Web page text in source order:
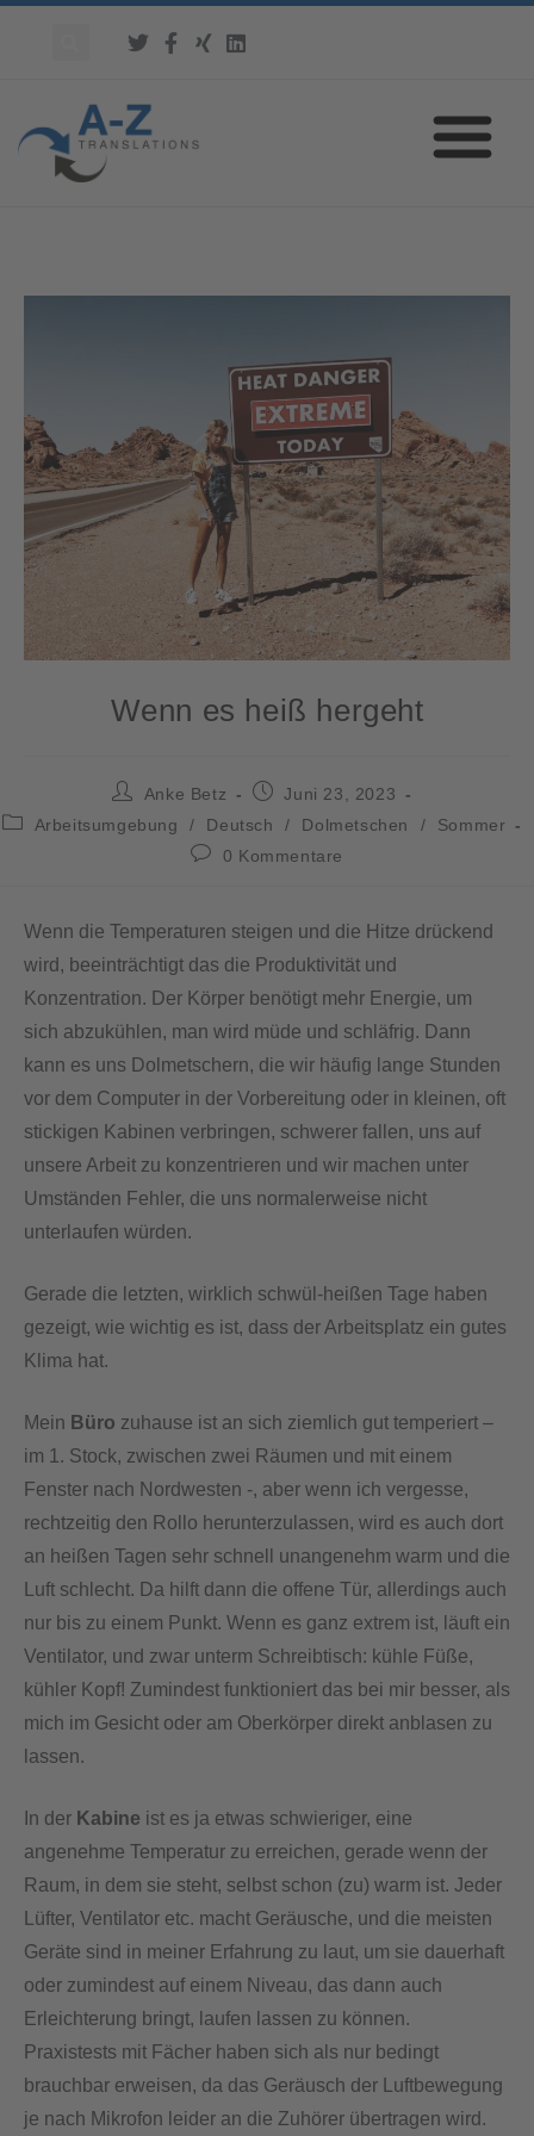
Wenn es heiß hergeht
Anke Betz
Juni 23, 2023
Arbeitsumgebung
/ Deutsch / Dolmetschen /
Sommer
0 Kommentare
Wenn die Temperaturen steigen und die Hitze drückend
wird, beeinträchtigt das die Produktivität und
Konzentration. Der Körper benötigt mehr Energie, um
sich abzukühlen, man wird müde und schläfrig. Dann
kann es uns Dolmetschern, die wir häufig lange Stunden
vor dem Computer in der Vorbereitung oder in kleinen, oft
stickigen Kabinen verbringen, schwerer fallen, uns auf
unsere Arbeit zu konzentrieren und wir machen unter
Umständen Fehler, die uns normalerweise nicht
unterlaufen würden.
Gerade die letzten, wirklich schwül-heißen Tage haben
gezeigt, wie wichtig es ist, dass der Arbeitsplatz ein gutes
Klima hat.
Mein Büro zuhause ist an sich ziemlich gut temperiert –
im 1. Stock, zwischen zwei Räumen und mit einem
Fenster nach Nordwesten -, aber wenn ich vergesse,
rechtzeitig den Rollo herunterzulassen, wird es auch dort
an heißen Tagen sehr schnell unangenehm warm und die
Luft schlecht. Da hilft dann die offene Tür, allerdings auch
nur bis zu einem Punkt. Wenn es ganz extrem ist, läuft ein
Ventilator, und zwar unterm Schreibtisch: kühle Füße,
kühler Kopf! Zumindest funktioniert das bei mir besser, als
mich im Gesicht oder am Oberkörper direkt anblasen zu
lassen.
In der Kabine ist es ja etwas schwieriger, eine
angenehme Temperatur zu erreichen, gerade wenn der
Raum, in dem sie steht, selbst schon (zu) warm ist. Jeder
Lüfter, Ventilator etc. macht Geräusche, und die meisten
Geräte sind in meiner Erfahrung zu laut, um sie dauerhaft
oder zumindest auf einem Niveau, das dann auch
Erleichterung bringt, laufen lassen zu können.
Praxistests mit Fächer haben sich als nur bedingt
brauchbar erweisen, da das Geräusch der Luftbewegung
je nach Mikrofon leider an die Zuhörer übertragen wird.